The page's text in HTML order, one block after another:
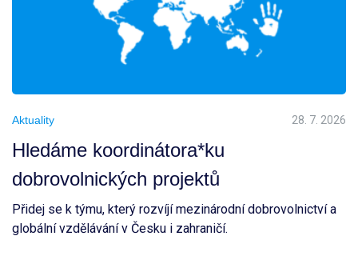
Aktuality 28. 7. 2026
Hledáme koordinátora*ku
dobrovolnických projektů
Přidej se k týmu, který rozvíjí mezinárodní dobrovolnictví a
globální vzdělávání v Česku i zahraničí.